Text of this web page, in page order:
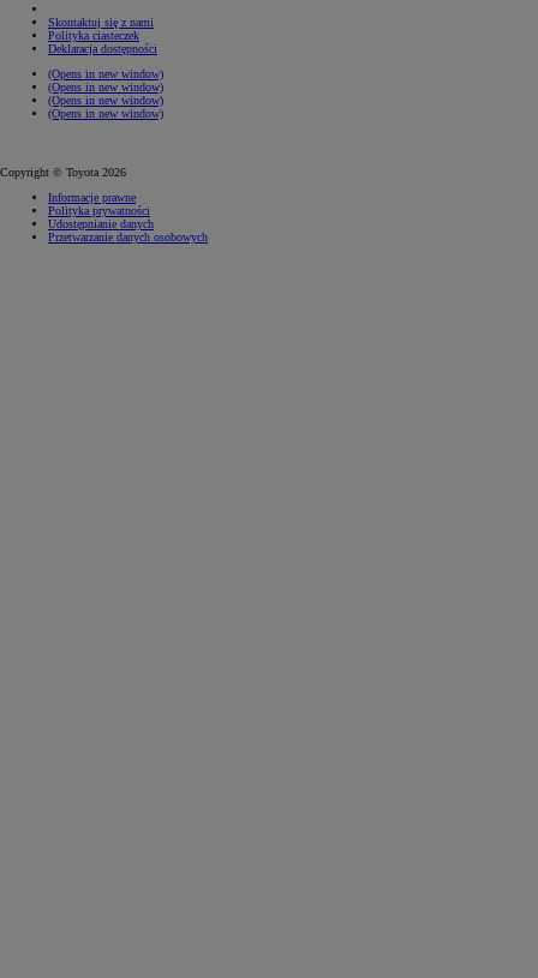
Skontaktuj się z nami
Polityka ciasteczek
Deklaracja dostępności
(Opens in new window)
(Opens in new window)
(Opens in new window)
(Opens in new window)
Copyright © Toyota 2026
Informacje prawne
Polityka prywatności
Udostępnianie danych
Przetwarzanie danych osobowych